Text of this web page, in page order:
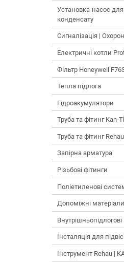
Установка-насос
конденсату
Сигналізація |
Електричні котли
Фільтр Honeywell
Тепла підлога
Гідроакумулятори
Труба та фітинг Kan-
Труба та фітинг
Запірна арматура
Різьбові фітинги
Поліетиленові
Допоміжні матеріали
Інсталяція для
Інструмент Rehau |